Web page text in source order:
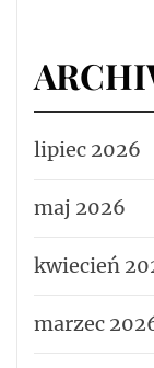
lipiec 2026
maj 2026
kwiecień
marzec